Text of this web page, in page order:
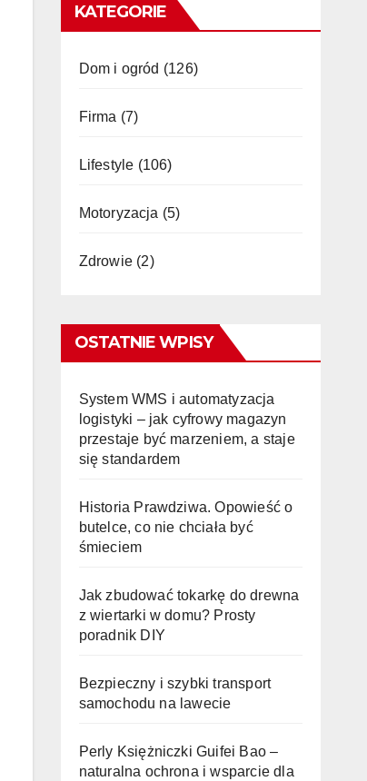
KATEGORIE
Dom i ogród (126)
Firma (7)
Lifestyle (106)
Motoryzacja (5)
Zdrowie(2)
OSTATNIE WPISY
System WMS i automatyzacja
logistyki – jak cyfrowy magazyn
przestaje być marzeniem, a staje
się standardem
Historia Prawdziwa. Opowieść o
butelce, co nie chciała być
śmieciem
Jak zbudować tokarkę do drewna
z wiertarki w domu? Prosty
poradnik DIY
Bezpieczny i szybki transport
samochodu na lawecie
Perly Księżniczki Guifei Bao –
naturalna ochrona i wsparcie dla